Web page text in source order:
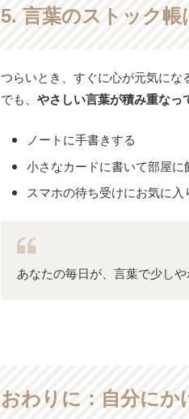
5. 言葉のストック帳
つらいとき、すぐに心が元気にな
でも、 やさしい言葉が積み重なっ
ノートに手書きする
小さなカードに書いて部屋に
スマホの待ち受けにお気に入
あなたの毎日が、言葉で少しや
おわりに：自分にか